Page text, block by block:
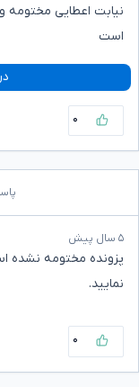
نیابت اعطایی مختومه
است
۰
۵ سال پیش
پزونده مختومه نشده
نمایید.
۰